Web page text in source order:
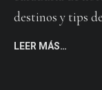
destinos y tips
LEER MÁS…